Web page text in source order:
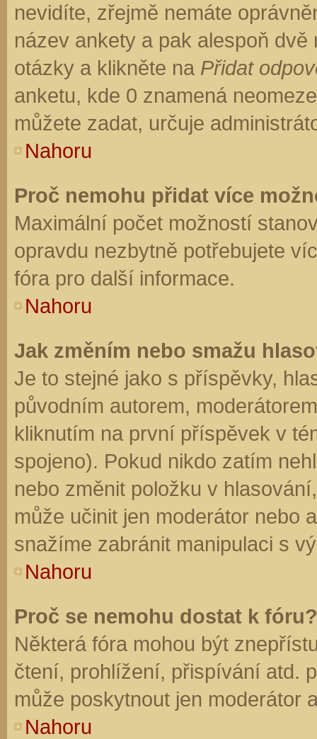
nevidíte, zřejmě nemáte
název ankety a pak alespoň
otázky a klikněte na Přidat
anketu, kde 0 znamená
můžete zadat, určuje
Nahoru
Proč nemohu přidat více
Maximální počet možností
opravdu nezbytně potřebujete
fóra pro další informace.
Nahoru
Jak změním nebo smažu
Je to stejné jako s příspěvky,
původním autorem,
kliknutím na první příspěvek v
spojeno). Pokud nikdo zatím
nebo změnit položku v
může učinit jen moderátor nebo
snažíme zabránit manipulaci s
Nahoru
Proč se nemohu dostat k fóru?
Některá fóra mohou být
čtení, prohlížení, přispívání atd.
může poskytnout jen moderátor
Nahoru